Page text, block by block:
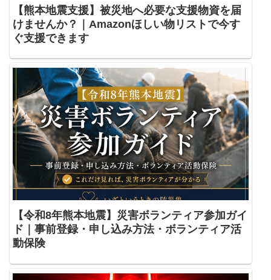
【熊本地震支援】被災地へ必要な支援物資を届
けませんか？｜Amazonほしい物リストで今す
ぐ支援できます
【令和8年熊本地震】災害ボランティア参加ガイ
ド｜事前登録・申し込み方法・ボランティア活
動保険